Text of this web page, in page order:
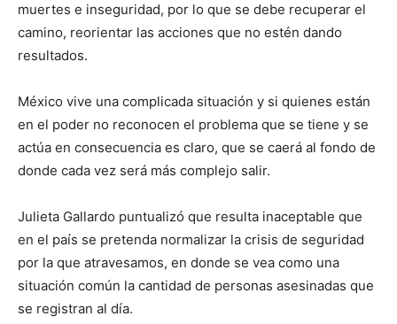
muertes e inseguridad, por lo que se debe recuperar el
camino, reorientar las acciones que no estén dando
resultados.
México vive una complicada situación y si quienes están
en el poder no reconocen el problema que se tiene y se
actúa en consecuencia es claro, que se caerá al fondo de
donde cada vez será más complejo salir.
Julieta Gallardo puntualizó que resulta inaceptable que
en el país se pretenda normalizar la crisis de seguridad
por la que atravesamos, en donde se vea como una
situación común la cantidad de personas asesinadas que
se registran al día.